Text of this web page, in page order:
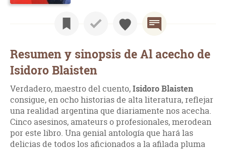
Resumen y sinopsis de Al acecho de
Isidoro Blaisten
Verdadero, maestro del cuento,Isidoro Blaisten
consigue, en ocho historias de alta literatura, reflejar
una realidad argentina que diariamente nos acecha.
Cinco asesinos, amateurs o profesionales, merodean
por este libro. Una genial antología que hará las
delicias de todos los aficionados a la afilada pluma